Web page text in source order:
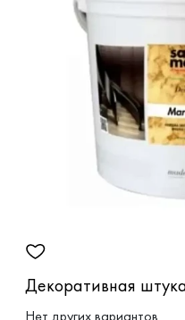
Декоративная
Нет других вариантов